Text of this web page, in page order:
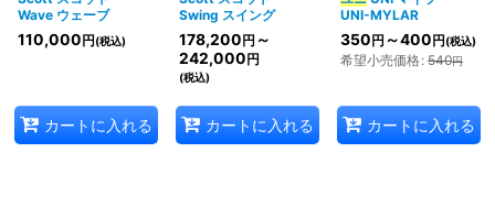
Wave ウェーブ
110,000 円 (税込)
カートに入れる
Swing スイング
178,200 円 ～
242,000 円
(税込)
カートに入れる
UNI-MYLAR
350 円 ～400 円 (税込)
希望小売価格: 540円
カートに入れる